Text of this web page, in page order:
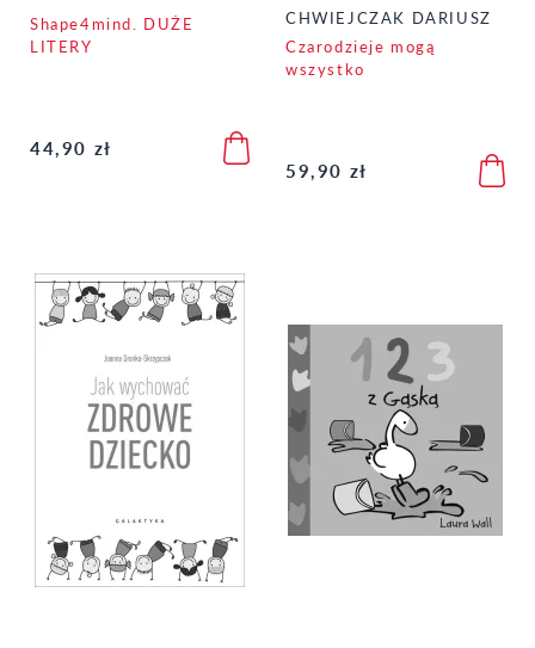
Shape4mind. DUŻE
LITERY
44,90 zł
CHWIEJCZAK DARIUSZ
Czarodzieje mogą
wszystko
59,90 zł